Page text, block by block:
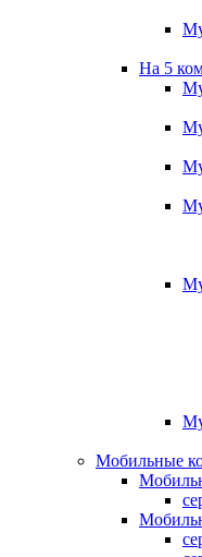
На 5
Мобильные